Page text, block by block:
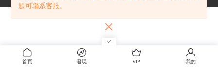
首頁 發現 VIP 我的
題可聯系客服。